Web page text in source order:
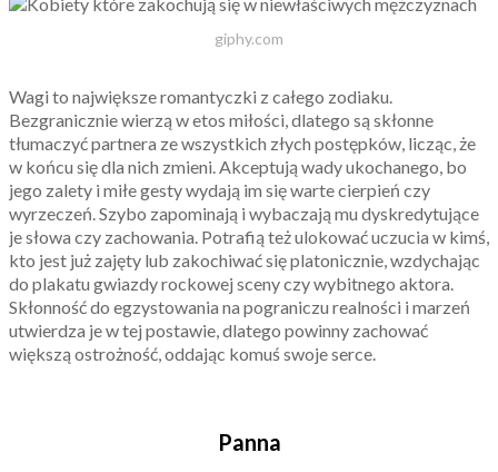
giphy.com
Wagi to największe romantyczki z całego zodiaku.
Bezgranicznie wierzą w etos miłości, dlatego są skłonne
tłumaczyć partnera ze wszystkich złych postępków, licząc, że
w końcu się dla nich zmieni. Akceptują wady ukochanego, bo
jego zalety i miłe gesty wydają im się warte cierpień czy
wyrzeczeń. Szybo zapominają i wybaczają mu dyskredytujące
je słowa czy zachowania. Potrafią też ulokować uczucia w kimś,
kto jest już zajęty lub zakochiwać się platonicznie, wzdychając
do plakatu gwiazdy rockowej sceny czy wybitnego aktora.
Skłonność do egzystowania na pograniczu realności i marzeń
utwierdza je w tej postawie, dlatego powinny zachować
większą ostrożność, oddając komuś swoje serce.
Panna